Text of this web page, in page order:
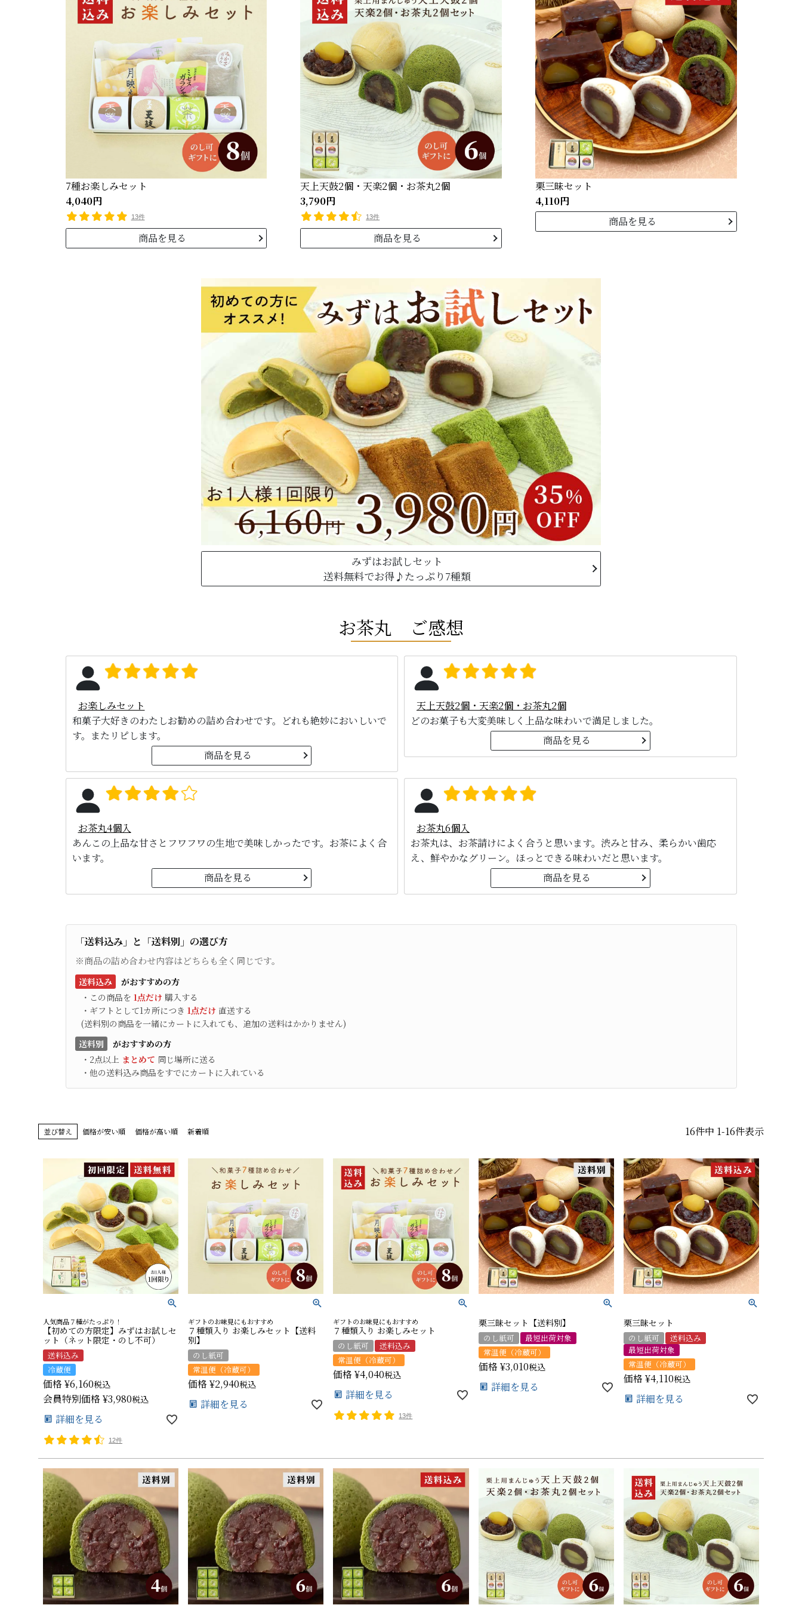
7種お楽しみセット
4,040円
13件
商品を見る
天上天鼓2個・天楽2個・お茶丸2個
3,790円
13件
商品を見る
栗三昧セット
4,110円
商品を見る
みずはお試しセット
送料無料でお得♪たっぷり7種類
お茶丸 ご感想
お楽しみセット
和菓子大好きのわたしお勧めの詰め合わせです。どれも絶妙においしいで
す。またリピします。
商品を見る
天上天鼓2個・天楽2個・お茶丸2個
どのお菓子も大変美味しく上品な味わいで満足しました。
商品を見る
お茶丸4個入
あんこの上品な甘さとフワフワの生地で美味しかったです。お茶によく合
います。
商品を見る
お茶丸6個入
お茶丸は、お茶請けによく合うと思います。渋みと甘み、柔らかい歯応
え、鮮やかなグリーン。ほっとできる味わいだと思います。
商品を見る
「送料込み」と「送料別」の選び方
※商品の詰め合わせ内容はどちらも全く同じです。
送料込み
がおすすめの方
・この商品を 1点だけ 購入する
・ギフトとして1カ所につき 1点だけ 直送する
(送料別の商品を一緒にカートに入れても、追加の送料はかかりません)
送料別
がおすすめの方
・2点以上 まとめて 同じ場所に送る
・他の送料込み商品をすでにカートに入れている
並び替え 価格が安い順 価格が高い順 新着順 16件中 1-16件表示
人気商品７種がたっぷり！
【初めての方限定】みずはお試しセ
ット（ネット限定・のし不可）
送料込み
冷蔵便
価格 ¥6,160税込
会員特別価格 ¥3,980税込
詳細を見る
12件
ギフトのお味見にもおすすめ
７種類入り お楽しみセット【送料
別】
のし紙可
常温便（冷蔵可）
価格 ¥2,940税込
詳細を見る
ギフトのお味見にもおすすめ
７種類入り お楽しみセット
のし紙可
送料込み
常温便（冷蔵可）
価格 ¥4,040税込
詳細を見る
13件
栗三昧セット【送料別】
のし紙可
最短出荷対象
常温便（冷蔵可）
価格 ¥3,010税込
詳細を見る
栗三昧セット
のし紙可
送料込み
最短出荷対象
常温便（冷蔵可）
価格 ¥4,110税込
詳細を見る